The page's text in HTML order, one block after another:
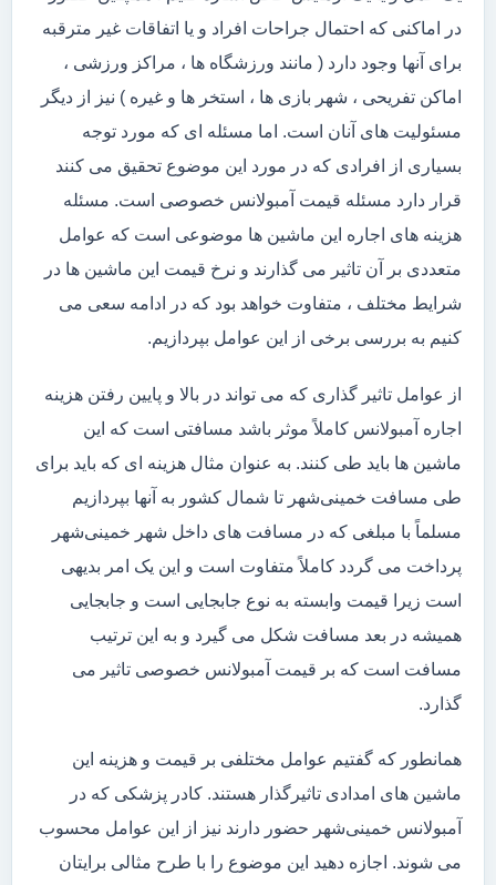
در اماکنی که احتمال جراحات افراد و یا اتفاقات غیر مترقبه
برای آنها وجود دارد ( مانند ورزشگاه ها ، مراکز ورزشی ،
اماکن تفریحی ، شهر بازی ها ، استخر ها و غیره ) نیز از دیگر
مسئولیت های آنان است. اما مسئله ای که مورد توجه
بسیاری از افرادی که در مورد این موضوع تحقیق می کنند
قرار دارد مسئله قیمت آمبولانس خصوصی است. مسئله
هزینه های اجاره این ماشین ها موضوعی است که عوامل
متعددی بر آن تاثیر می گذارند و نرخ قیمت این ماشین ها در
شرایط مختلف ، متفاوت خواهد بود که در ادامه سعی می
کنیم به بررسی برخی از این عوامل بپردازیم.
از عوامل تاثیر گذاری که می تواند در بالا و پایین رفتن هزینه
اجاره آمبولانس کاملاً موثر باشد مسافتی است که این
ماشین ها باید طی کنند. به عنوان مثال هزینه ای که باید برای
طی مسافت خمینی‌شهر تا شمال کشور به آنها بپردازیم
مسلماً با مبلغی که در مسافت های داخل شهر خمینی‌شهر
پرداخت می گردد کاملاً متفاوت است و این یک امر بدیهی
است زیرا قیمت وابسته به نوع جابجایی است و جابجایی
همیشه در بعد مسافت شکل می گیرد و به این ترتیب
مسافت است که بر قیمت آمبولانس خصوصی تاثیر می
گذارد.
همانطور که گفتیم عوامل مختلفی بر قیمت و هزینه این
ماشین های امدادی تاثیرگذار هستند. کادر پزشکی که در
آمبولانس خمینی‌شهر حضور دارند نیز از این عوامل محسوب
می شوند. اجازه دهید این موضوع را با طرح مثالی برایتان